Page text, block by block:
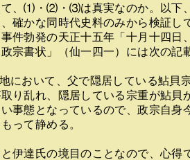
、⑴・⑵・⑶は真実なのか。以下
確かな同時代史料のみから検証し
件勃発の天正十五年「十月十四日
宗書状」（仙一四一）には次の記
において、父で隠居している鮎貝
り乱れ、隠居している宗重が鮎貝
事態となっているので、政宗自身
って静める。
伊達氏の境目のことなので、心得